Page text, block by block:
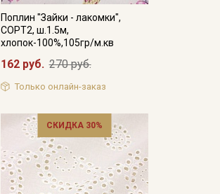
Поплин "Зайки - лакомки",
СОРТ2, ш.1.5м,
хлопок-100%,105гр/м.кв
162 руб. 270 руб.
Только онлайн-заказ
СКИДКА 30%